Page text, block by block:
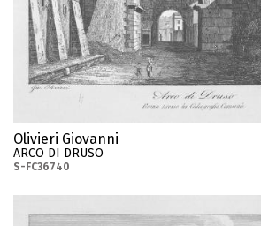
Olivieri Giovanni
ARCO DI DRUSO
S-FC36740